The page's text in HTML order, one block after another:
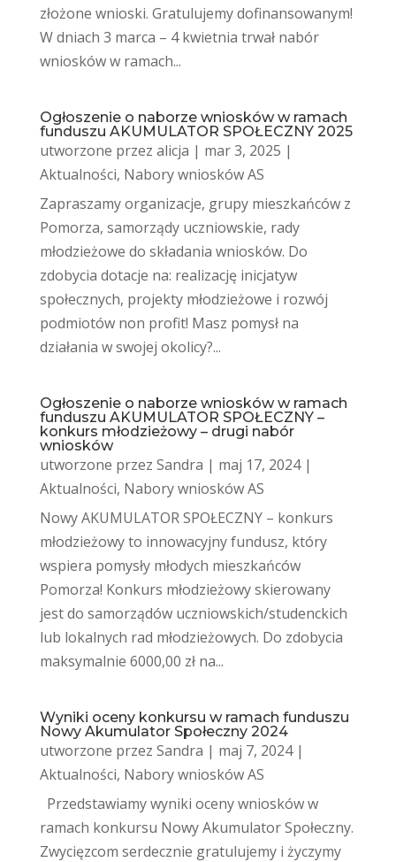
złożone wnioski. Gratulujemy dofinansowanym!
W dniach 3 marca – 4 kwietnia trwał nabór
wniosków w ramach...
Ogłoszenie o naborze wniosków w ramach
funduszu AKUMULATOR SPOŁECZNY 2025
utworzone przez alicja | mar 3, 2025 |
Aktualności, Nabory wniosków AS
Zapraszamy organizacje, grupy mieszkańców z
Pomorza, samorządy uczniowskie, rady
młodzieżowe do składania wniosków. Do
zdobycia dotacje na: realizację inicjatyw
społecznych, projekty młodzieżowe i rozwój
podmiotów non profit! Masz pomysł na
działania w swojej okolicy?...
Ogłoszenie o naborze wniosków w ramach
funduszu AKUMULATOR SPOŁECZNY –
konkurs młodzieżowy – drugi nabór
wniosków
utworzone przez Sandra | maj 17, 2024|
Aktualności, Nabory wniosków AS
Nowy AKUMULATOR SPOŁECZNY – konkurs
młodzieżowy to innowacyjny fundusz, który
wspiera pomysły młodych mieszkańców
Pomorza! Konkurs młodzieżowy skierowany
jest do samorządów uczniowskich/studenckich
lub lokalnych rad młodzieżowych. Do zdobycia
maksymalnie 6000,00 zł na...
Wyniki oceny konkursu w ramach funduszu
Nowy Akumulator Społeczny 2024
utworzone przez Sandra | maj 7, 2024|
Aktualności, Nabory wniosków AS
Przedstawiamy wyniki oceny wniosków w
ramach konkursu Nowy Akumulator Społeczny.
Zwycięzcom serdecznie gratulujemy i życzymy